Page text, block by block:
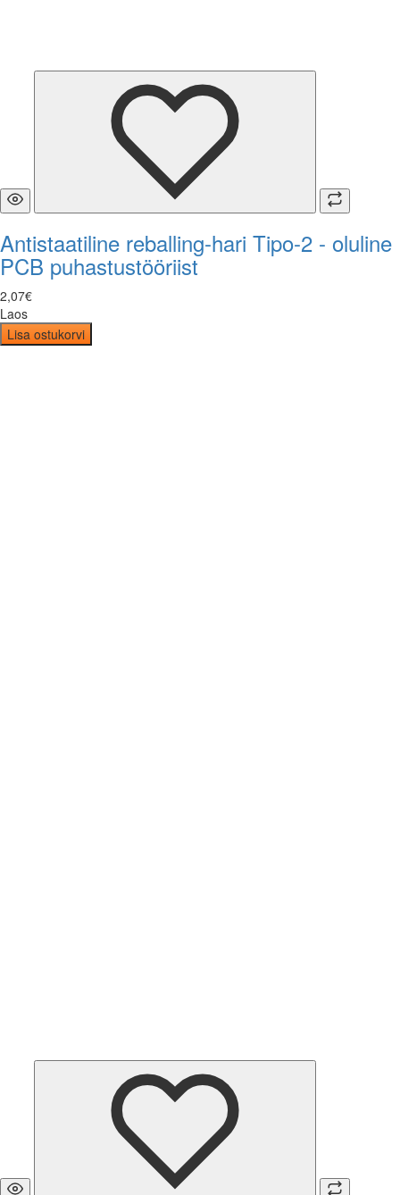
Antistaatiline reballing-hari Tipo-2 - oluline
PCB puhastustööriist
2,07€
Laos
Lisa ostukorvi